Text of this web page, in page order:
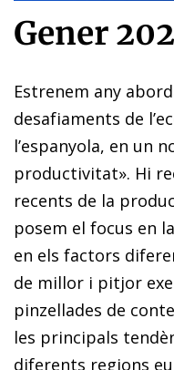
Gener
Estrenem any
desafiaments de
l’espanyola, en un
productivitat». Hi
recents de la
posem el focus en
en els factors
de millor i pitjor
pinzellades de
les principals
diferents regions